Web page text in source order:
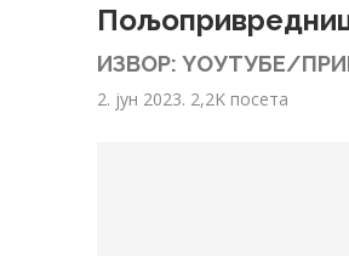
ИЗВОР: YОУТУБЕ/
2. јун 2023. 2,2Kпосета